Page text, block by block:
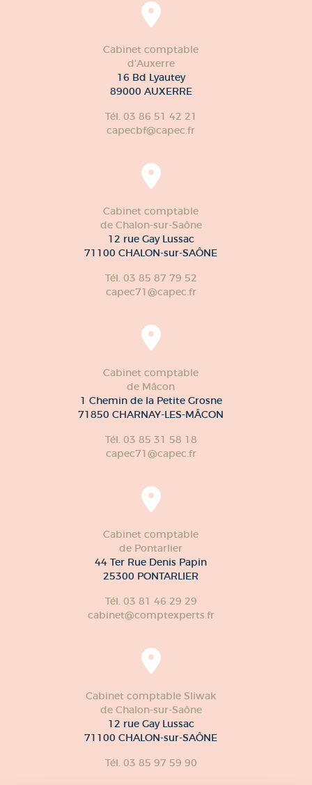
Cabinet comptable
d'Auxerre
16 Bd Lyautey
89000 AUXERRE
Tél. 03 86 51 42 21
capecbf@capec.fr
Cabinet comptable
de Chalon-sur-Saône
12 rue Gay Lussac
71100 CHALON-sur-SAÔNE
Tél. 03 85 87 79 52
capec71@capec.fr
Cabinet comptable
de Mâcon
1 Chemin de la Petite Grosne
71850 CHARNAY-LES-MÂCON
Tél. 03 85 31 58 18
capec71@capec.fr
Cabinet comptable
de Pontarlier
44 Ter Rue Denis Papin
25300 PONTARLIER
Tél. 03 81 46 29 29
cabinet@comptexperts.fr
Cabinet comptable Sliwak
de Chalon-sur-Saône
12 rue Gay Lussac
71100 CHALON-sur-SAÔNE
Tél. 03 85 97 59 90